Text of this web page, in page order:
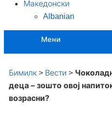
Македонски
Albanian
Мени
Бимилк > Вести >
деца – зошто овој
возрасни?